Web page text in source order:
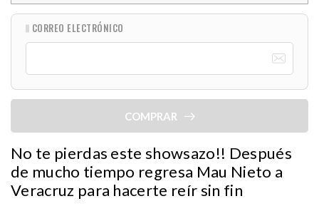
CORREO ELECTRÓNICO
COMPRAR
No te pierdas este showsazo!! Después
de mucho tiempo regresa Mau Nieto a
Veracruz para hacerte reír sin fin